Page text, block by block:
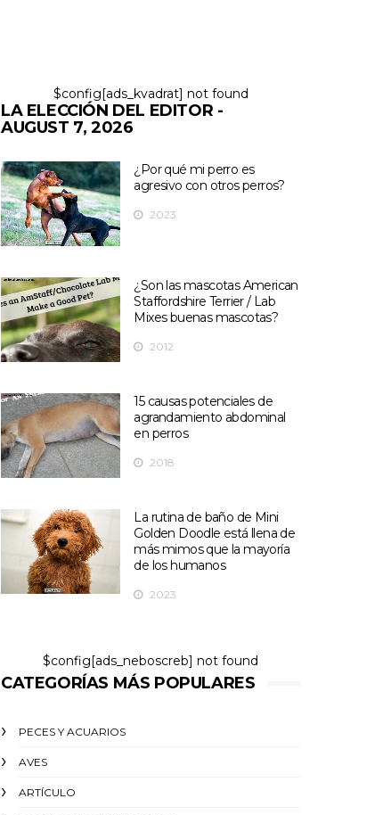
$config[ads_kvadrat] not found
LA ELECCIÓN DEL EDITOR -
AUGUST 7, 2026
¿Por qué mi perro es
agresivo con otros perros?
2023
¿Son las mascotas American
Staffordshire Terrier / Lab
Mixes buenas mascotas?
2012
15 causas potenciales de
agrandamiento abdominal
en perros
2018
La rutina de baño de Mini
Golden Doodle está llena de
más mimos que la mayoría
de los humanos
2023
$config[ads_neboscreb] not found
CATEGORÍAS MÁS POPULARES
PECES Y ACUARIOS
AVES
ARTÍCULO